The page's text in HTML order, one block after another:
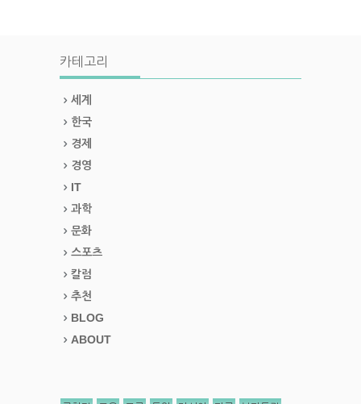
카테고리
세계
한국
경제
경영
IT
과학
문화
스포츠
칼럼
추천
BLOG
ABOUT